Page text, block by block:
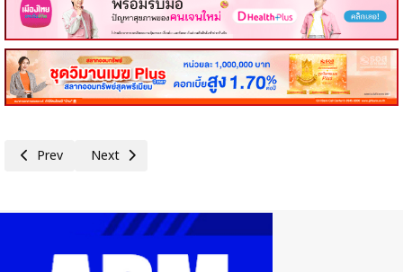
Previous article: EXIM BANK ผนึกกำลังพันธมิตร ยกระดับศักยภาพผู้ประก
Prev Next article: EXIM BANK บันทึกเทปถวายพระพรชัยมงคล พร
Next